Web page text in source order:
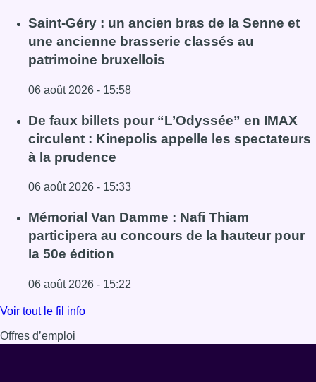
Saint-Géry : un ancien bras de la Senne et
une ancienne brasserie classés au
patrimoine bruxellois
06 août 2026 - 15:58
Lire l'article Saint-Géry : un ancien bras de la Senne et
De faux billets pour “L’Odyssée” en IMAX
circulent : Kinepolis appelle les spectateurs
à la prudence
06 août 2026 - 15:33
Lire l'article De faux billets pour “L’Odyssée” en IMAX
Mémorial Van Damme : Nafi Thiam
participera au concours de la hauteur pour
la 50e édition
06 août 2026 - 15:22
Lire l'article Mémorial Van Damme : Nafi Thiam
Voir tout le fil info
Offres d’emploi